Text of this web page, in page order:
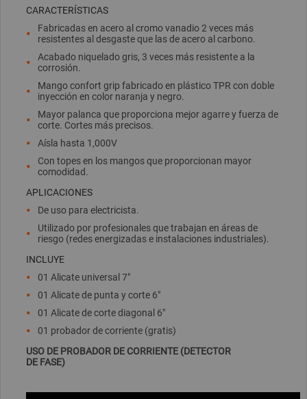
CARACTERÍSTICAS
Fabricadas en acero al cromo vanadio 2 veces más
resistentes al desgaste que las de acero al carbono.
Acabado niquelado gris, 3 veces más resistente a la
corrosión.
Mango confort grip fabricado en plástico TPR con doble
inyección en color naranja y negro.
Mayor palanca que proporciona mejor agarre y fuerza de
corte. Cortes más precisos.
Aísla hasta 1,000V
Con topes en los mangos que proporcionan mayor
comodidad.
APLICACIONES
De uso para electricista.
Utilizado por profesionales que trabajan en áreas de
riesgo (redes energizadas e instalaciones industriales).
INCLUYE
01 Alicate universal 7"
01 Alicate de punta y corte 6"
01 Alicate de corte diagonal 6"
01 probador de corriente (gratis)
USO DE PROBADOR DE CORRIENTE (DETECTOR
DE FASE)